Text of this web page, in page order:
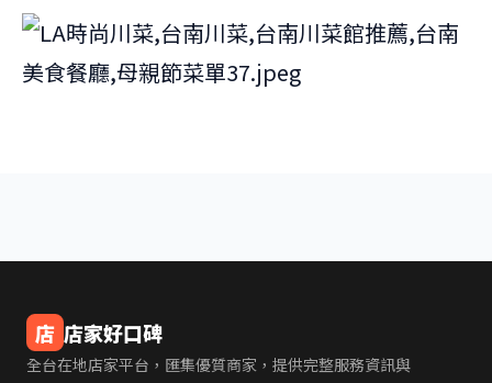
店 店家好口碑
全台在地店家平台，匯集優質商家，提供完整服務資訊與